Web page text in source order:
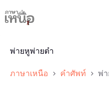
to
content
พ่ายหูพ่ายต๋า
ภาษาเหนือ คำศัพท์ พ่